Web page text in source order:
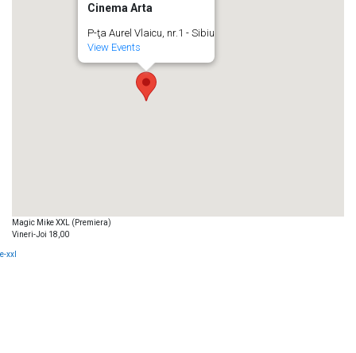
Cinema Arta
P-ţa Aurel Vlaicu, nr.1 - Sibiu
View Events
Magic Mike XXL (Premiera)
Vineri-Joi 18,00